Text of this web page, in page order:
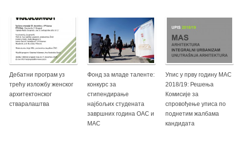
Дебатни програм уз
трећу изложбу женског
архитектонског
стваралаштва
Фонд за младе таленте:
конкурс за
стипендирање
најбољих студената
завршних година ОАС и
МАС
Упис у прву годину МАС
2018/19: Решења
Комисије за
спровођење уписа по
поднетим жалбама
кандидата